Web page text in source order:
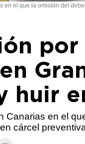
en el que la omisión del
por
huir
Canarias en el
cárcel